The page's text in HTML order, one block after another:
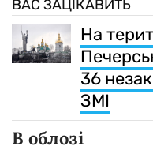
ВАС ЗАЦІКАВИТЬ
На
36
ЗМІ
В облозі